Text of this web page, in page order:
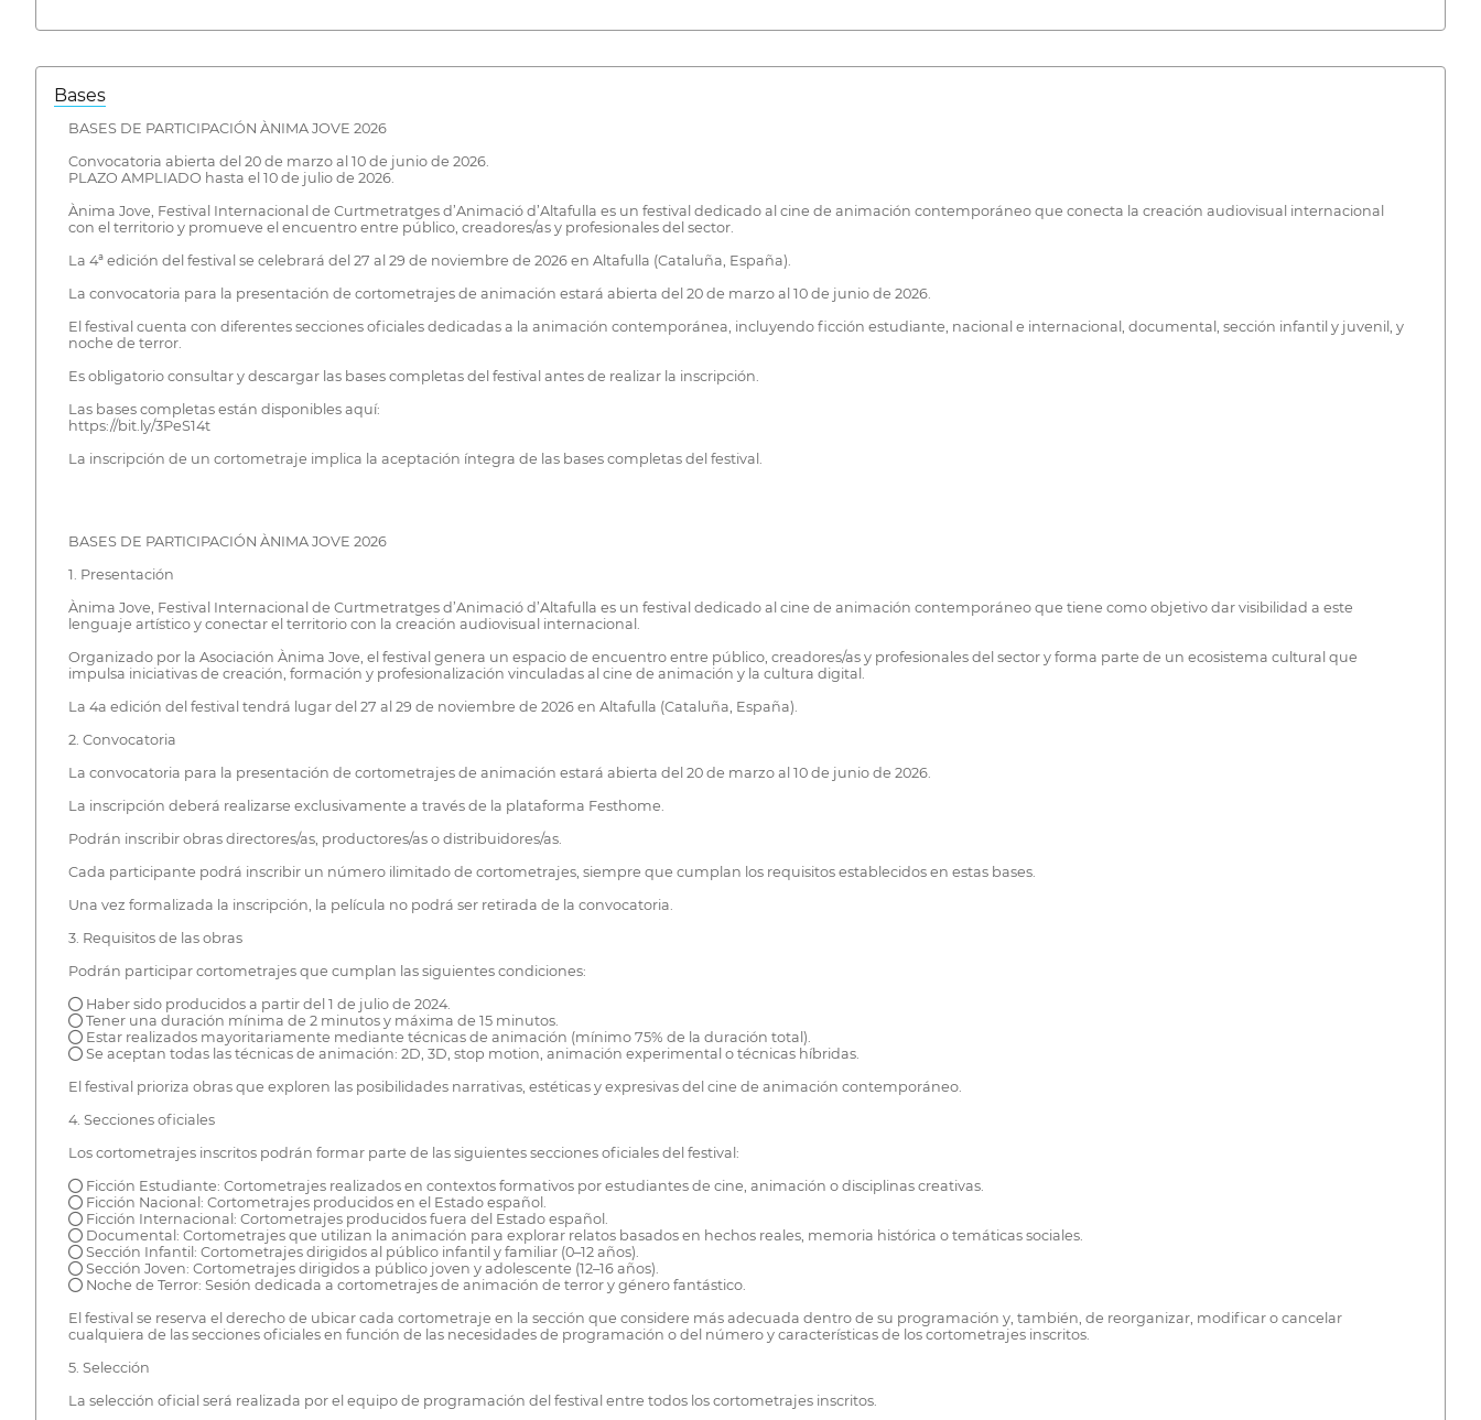
Bases
BASES DE PARTICIPACIÓN ÀNIMA JOVE 2026
Convocatoria abierta del 20 de marzo ​​al 10 de junio de 2026.
PLAZO AMPLIADO hasta el 10 de julio de 2026.
Ànima Jove, Festival Internacional de Curtmetratges d’Animació d’Altafulla es un festival dedicado al cine de animación contemporáneo que conecta la creación audiovisual internacional
con el territorio y promueve el encuentro entre público, creadores/as y profesionales del sector.
La 4ª edición del festival se celebrará del 27 al 29 de noviembre de 2026 en Altafulla (Cataluña, España).
La convocatoria para la presentación de cortometrajes de animación estará abierta del 20 de marzo al 10 de junio de 2026.
El festival cuenta con diferentes secciones oficiales dedicadas a la animación contemporánea, incluyendo ficción estudiante, nacional e internacional, documental, sección infantil y juvenil, y
noche de terror.
Es obligatorio consultar y descargar las bases completas del festival antes de realizar la inscripción.
Las bases completas están disponibles aquí:
https://bit.ly/3PeS14t
La inscripción de un cortometraje implica la aceptación íntegra de las bases completas del festival.
BASES DE PARTICIPACIÓN ÀNIMA JOVE 2026
1. Presentación
Ànima Jove, Festival Internacional de Curtmetratges d’Animació d’Altafulla es un festival dedicado al cine de animación contemporáneo que tiene como objetivo dar visibilidad a este
lenguaje artístico y conectar el territorio con la creación audiovisual internacional.
Organizado por la Asociación Ànima Jove, el festival genera un espacio de encuentro entre público, creadores/as y profesionales del sector y forma parte de un ecosistema cultural que
impulsa iniciativas de creación, formación y profesionalización vinculadas al cine de animación y la cultura digital.
La 4a edición del festival tendrá lugar del 27 al 29 de noviembre de 2026 en Altafulla (Cataluña, España).
2. Convocatoria
La convocatoria para la presentación de cortometrajes de animación estará abierta del 20 de marzo al 10 de junio de 2026.
La inscripción deberá realizarse exclusivamente a través de la plataforma Festhome.
Podrán inscribir obras directores/as, productores/as o distribuidores/as.
Cada participante podrá inscribir un número ilimitado de cortometrajes, siempre que cumplan los requisitos establecidos en estas bases.
Una vez formalizada la inscripción, la película no podrá ser retirada de la convocatoria.
3. Requisitos de las obras
Podrán participar cortometrajes que cumplan las siguientes condiciones:
● Haber sido producidos a partir del 1 de julio de 2024.
● Tener una duración mínima de 2 minutos y máxima de 15 minutos.
● Estar realizados mayoritariamente mediante técnicas de animación (mínimo 75% de la duración total).
● Se aceptan todas las técnicas de animación: 2D, 3D, stop motion, animación experimental o técnicas híbridas.
El festival prioriza obras que exploren las posibilidades narrativas, estéticas y expresivas del cine de animación contemporáneo.
4. Secciones oficiales
Los cortometrajes inscritos podrán formar parte de las siguientes secciones oficiales del festival:
● Ficción Estudiante: Cortometrajes realizados en contextos formativos por estudiantes de cine, animación o disciplinas creativas.
● Ficción Nacional: Cortometrajes producidos en el Estado español.
● Ficción Internacional: Cortometrajes producidos fuera del Estado español.
● Documental: Cortometrajes que utilizan la animación para explorar relatos basados en hechos reales, memoria histórica o temáticas sociales.
● Sección Infantil: Cortometrajes dirigidos al público infantil y familiar (0–12 años).
● Sección Joven: Cortometrajes dirigidos a público joven y adolescente (12–16 años).
● Noche de Terror: Sesión dedicada a cortometrajes de animación de terror y género fantástico.
El festival se reserva el derecho de ubicar cada cortometraje en la sección que considere más adecuada dentro de su programación y, también, de reorganizar, modificar o cancelar
cualquiera de las secciones oficiales en función de las necesidades de programación o del número y características de los cortometrajes inscritos.
5. Selección
La selección oficial será realizada por el equipo de programación del festival entre todos los cortometrajes inscritos.